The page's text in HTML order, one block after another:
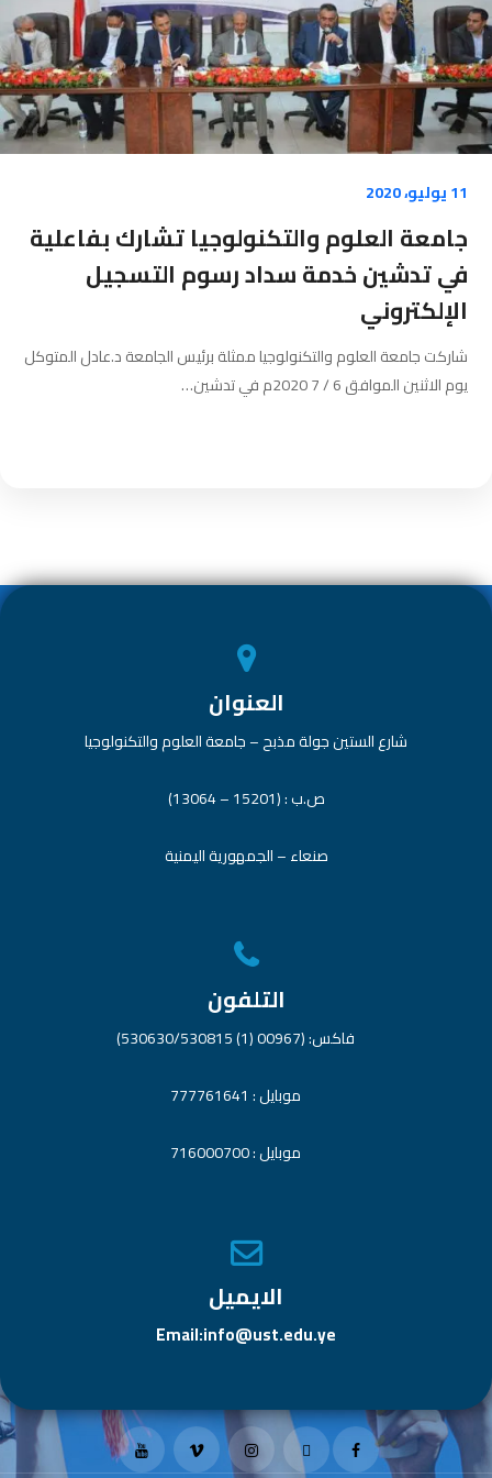
11 يوليو، 2020
جامعة العلوم والتكنولوجيا تشارك بفاعلية
في تدشين خدمة سداد رسوم التسجيل
الإلكتروني
شاركت جامعة العلوم والتكنولوجيا ممثلة برئيس الجامعة د.عادل المتوكل
يوم الاثنين الموافق 6 / 7 2020م في تدشين…
العنوان
شارع الستين جولة مذبح – جامعة العلوم والتكنولوجيا
ص.ب : (15201 – 13064)
صنعاء – الجمهورية اليمنية
التلفون
فاكس: (00967 (1) 530630/530815)
موبايل : 777761641
موبايل : 716000700
الايميل
Email:info@ust.edu.ye